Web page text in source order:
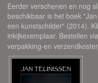
Eerder verschenen en nog
beschikbaar is het boek
een kunstschilder" (2014).
inkijkexemplaar. Bestellen via
verpakking-en